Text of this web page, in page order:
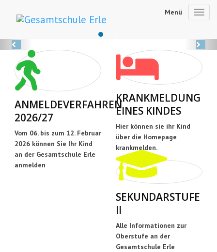
Menü
Previous
ANMELDEVERFAHREN
2026/27
Vom 06. bis zum 12. Februar
2026 können Sie Ihr Kind
an der Gesamtschule Erle
anmelden
KRANKMELDUNG
EINES KINDES
Hier können sie ihr Kind
über die Homepage
krankmelden.
SEKUNDARSTUFE
II
Alle Informationen zur
Oberstufe an der
Gesamtschule Erle